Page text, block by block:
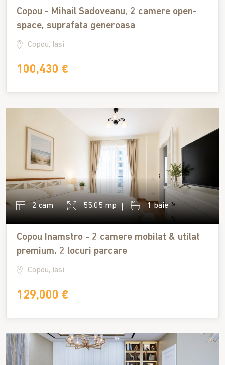
Copou - Mihail Sadoveanu, 2 camere open-
space, suprafata generoasa
Copou, Iasi
100,430 €
2 cam 55.05 mp 1 baie
Copou Inamstro - 2 camere mobilat & utilat
premium, 2 locuri parcare
Copou, Iasi
129,000 €